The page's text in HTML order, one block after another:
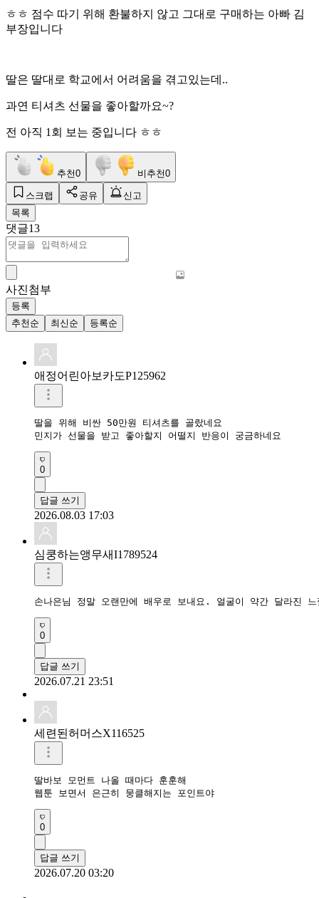
ㅎㅎ 점수 따기 위해 환불하지 않고 그대로 구매하는 아빠 김
부장입니다
딸은 딸대로 학교에서 어려움을 겪고있는데..
과연 티셔츠 선물을 좋아할까요~?
전 아직 1회 보는 중입니다 ㅎㅎ
추천0 비추천0
스크랩 공유
신고
목록
댓글13
사진첨부
등록
추천순
최신순 등록순
애정어린아보카도P125962
딸을 위해 비싼 50만원 티셔츠를 골랐네요
민지가 선물을 받고 좋아할지 어떨지 반응이 궁금하네요
0
답글 쓰기
2026.08.03 17:03
심쿵하는앵무새I1789524
손나은님 정말 오랜만에 배우로 보내요. 얼굴이 약간 달라진
0
답글 쓰기
2026.07.21 23:51
세련된허머스X116525
딸바보 모먼트 나올 때마다 훈훈해
웹툰 보면서 은근히 뭉클해지는 포인트야
0
답글 쓰기
2026.07.20 03:20